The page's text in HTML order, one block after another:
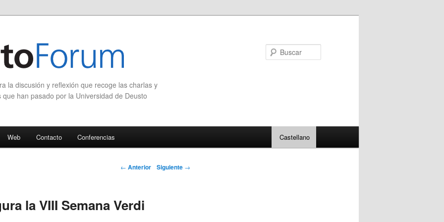
la discusión y reflexión que recoge las charlas y
han pasado por la Universidad de Deusto
Web Contacto Conferencias Castellano
Navegación de
← Anterior Siguiente →
la VIII Semana Verdi